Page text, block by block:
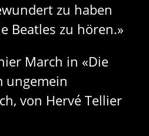
zu haben
Beatles zu hören.»
March in «Die
ungemein
von Hervé Tellier